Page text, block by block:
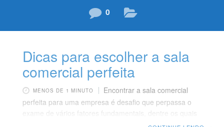
0
Dicas para escolher a sala
comercial perfeita
MENOS DE 1 MINUTO
Encontrar a sala comercial
perfeita para uma empresa é desafio que perpassa o
exame de vários fatores fundamentais, dentre os quais
se encontra a infraestrutura predial, as características